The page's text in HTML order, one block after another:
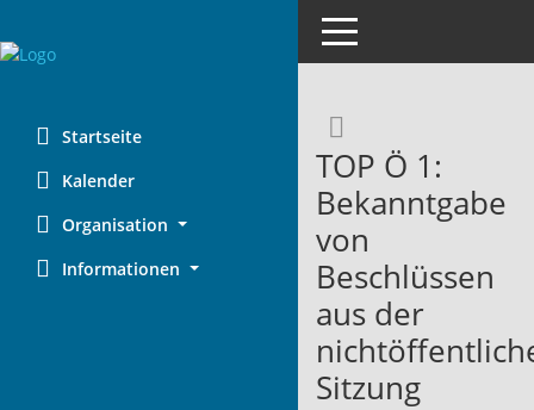
Startseite
Kalender
Organisation
Informationen
Toggle navigation
TOP Ö 1:
Bekanntgabe
von
Beschlüssen
aus der
Sitzung